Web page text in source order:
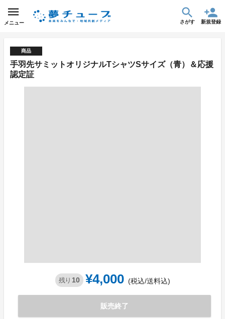
メニュー さがす 新規登録
商品
手羽先サミットオリジナルTシャツSサイズ（青）＆応援
認定証
残り 10 ¥4,000 (税込/送料込)
販売終了